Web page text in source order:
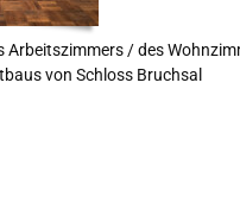
Arbeitszimmers / des
von Schloss Bruchsal